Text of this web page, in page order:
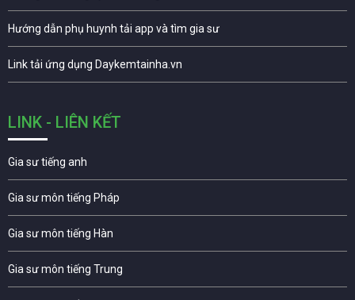
Hướng dẫn phụ huynh tải app và tìm gia sư
Link tải ứng dụng Daykemtainha.vn
LINK - LIÊN KẾT
Gia sư tiếng anh
Gia sư môn tiếng Pháp
Gia sư môn tiếng Hàn
Gia sư môn tiếng Trung